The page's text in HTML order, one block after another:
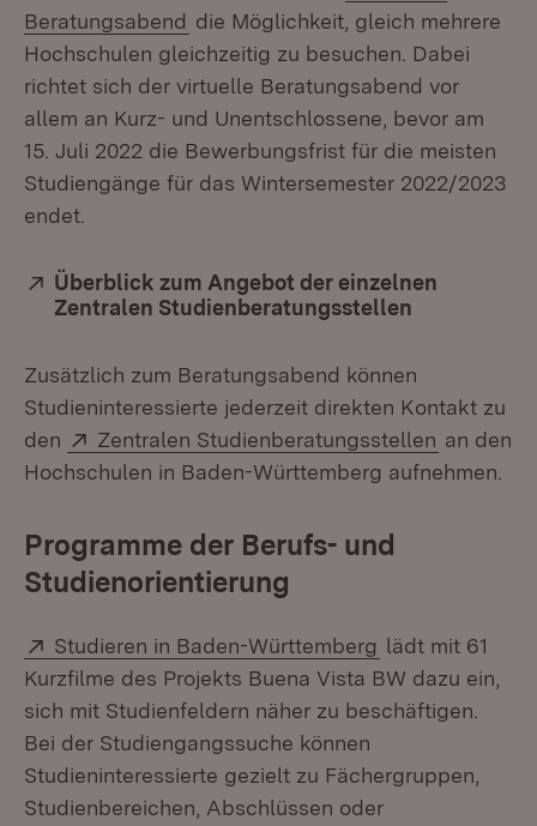
Beratungsabend (Öffnet in neuem Fenster)
die Möglichkeit, gleich mehrere
Hochschulen gleichzeitig zu besuchen. Dabei
richtet sich der virtuelle Beratungsabend vor
allem an Kurz- und Unentschlossene, bevor am
15. Juli 2022 die Bewerbungsfrist für die meisten
Studiengänge für das Wintersemester 2022/2023
endet.
Extern:
Überblick zum Angebot der einzelnen
Zentralen Studienberatungsstellen
Zusätzlich zum Beratungsabend können
Studieninteressierte jederzeit direkten Kontakt zu
den
Extern:
Zentralen Studienberatungsstellen (Öffnet
an den
Hochschulen in Baden-Württemberg aufnehmen.
Programme der Berufs- und
Studienorientierung
Extern:
Studieren in Baden-Württemberg (Öffnet in
lädt mit 61
Kurzfilme des Projekts Buena Vista BW dazu ein,
sich mit Studienfeldern näher zu beschäftigen.
Bei der Studiengangssuche können
Studieninteressierte gezielt zu Fächergruppen,
Studienbereichen, Abschlüssen oder